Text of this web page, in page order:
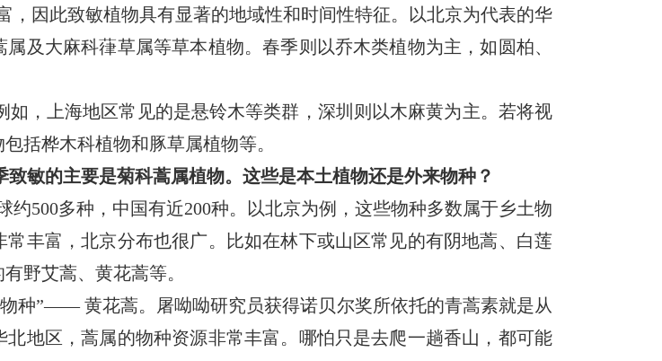
，因此致敏植物具有显著的地域性和时间性特征。以北京为代表的华
及大麻科葎草属等草本植物。春季则以乔木类植物为主，如圆柏、
如，上海地区常见的是悬铃木等类群，深圳则以木麻黄为主。若将视
括桦木科植物和豚草属植物等。
敏的主要是菊科蒿属植物。这些是本土植物还是外来物种？
约500多种，中国有近200种。以北京为例，这些物种多数属于乡土物
丰富，北京分布也很广。比如在林下或山区常见的有阴地蒿、白莲
野艾蒿、黄花蒿等。
种”—— 黄花蒿。屠呦呦研究员获得诺贝尔奖所依托的青蒿素就是从
地区，蒿属的物种资源非常丰富。哪怕只是去爬一趟香山，都可能